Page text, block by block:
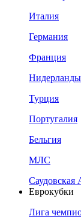
Италия
Германия
Франция
Нидерланды
Турция
Португалия
Бельгия
МЛС
Саудовская
Еврокубки
Лига